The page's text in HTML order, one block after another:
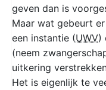
geven dan is
Maar wat gebeurt
een instantie (UWV)
(neem
uitkering
Het is eigenlijk te